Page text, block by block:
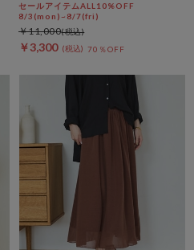
セールアイテムALL10%OFF
8/3(mon)~8/7(fri)
￥3,300 70％OFF
￥11,000